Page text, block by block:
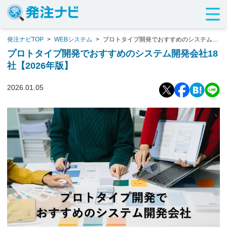
発注ナビTOP > WEBシステム > プロトタイプ開発でおすすめのシステム開
発会社18社【2026年版】
プロトタイプ開発でおすすめのシステム開発会社18
社【2026年版】
2026.01.05